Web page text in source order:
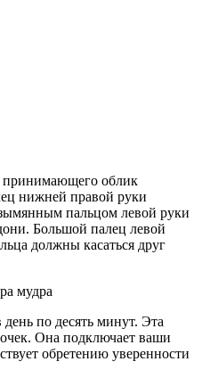
принимающего облик
нижней правой руки
пальцом левой руки
Большой палец левой
должны касаться друг
по десять минут. Эта
Она подключает ваши
обретению уверенности